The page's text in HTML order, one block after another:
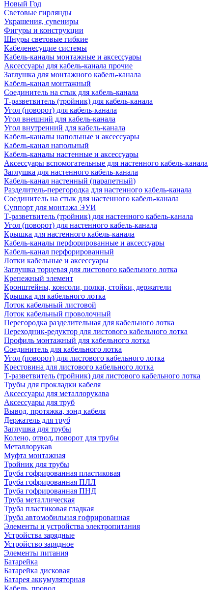
Новый Год
Световые гирлянды
Украшения, сувениры
Фигуры и конструкции
Шнуры световые гибкие
Кабеленесущие системы
Кабель-каналы монтажные и аксессуары
Аксессуары для кабель-канала прочие
Заглушка для монтажного кабель-канала
Кабель-канал монтажный
Соединитель на стык для кабель-канала
Т-разветвитель (тройник) для кабель-канала
Угол (поворот) для кабель-канала
Угол внешний для кабель-канала
Угол внутренний для кабель-канала
Кабель-каналы напольные и аксессуары
Кабель-канал напольный
Кабель-каналы настенные и аксессуары
Аксессуары вспомогательные для настенного кабель-канала
Заглушка для настенного кабель-канала
Кабель-канал настенный (парапетный)
Разделитель-перегородка для настенного кабель-канала
Соединитель на стык для настенного кабель-канала
Суппорт для монтажа ЭУИ
Т-разветвитель (тройник) для настенного кабель-канала
Угол (поворот) для настенного кабель-канала
Крышка для настенного кабель-канала
Кабель-каналы перфорированные и аксессуары
Кабель-канал перфорированный
Лотки кабельные и аксессуары
Заглушка торцевая для листового кабельного лотка
Крепежный элемент
Кронштейны, консоли, полки, стойки, держатели
Крышка для кабельного лотка
Лоток кабельный листовой
Лоток кабельный проволочный
Перегородка разделительная для кабельного лотка
Переходник-редуктор для листового кабельного лотка
Профиль монтажный для кабельного лотка
Соединитель для кабельного лотка
Угол (поворот) для листового кабельного лотка
Крестовина для листового кабельного лотка
Т-разветвитель (тройник) для листового кабельного лотка
Трубы для прокладки кабеля
Аксессуары для металлорукава
Аксессуары для труб
Вывод, протяжка, зонд кабеля
Держатель для труб
Заглушка для трубы
Колено, отвод, поворот для трубы
Металлорукав
Муфта монтажная
Тройник для трубы
Труба гофрированная пластиковая
Труба гофрированная ПЛЛ
Труба гофрированная ПНД
Труба металлическая
Труба пластиковая гладкая
Труба автомобильная гофрированная
Элементы и устройства электропитания
Устройства зарядные
Устройство зарядное
Элементы питания
Батарейка
Батарейка дисковая
Батарея аккумуляторная
Кабель, провод